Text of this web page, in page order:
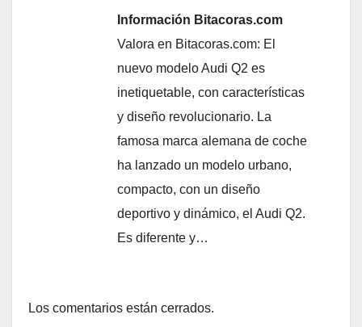
Información Bitacoras.com
Valora en Bitacoras.com: El
nuevo modelo Audi Q2 es
inetiquetable, con características
y diseño revolucionario. La
famosa marca alemana de coche
ha lanzado un modelo urbano,
compacto, con un diseño
deportivo y dinámico, el Audi Q2.
Es diferente y…
Los comentarios están cerrados.